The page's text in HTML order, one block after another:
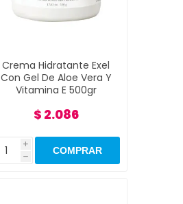
Crema Hidratante Exel
Con Gel De Aloe Vera Y
Vitamina E 500gr
$ 2.086
i
h